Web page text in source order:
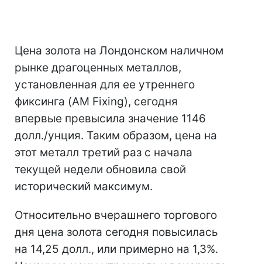
Цена золота на Лондонском наличном
рынке драгоценных металлов,
установленная для ее утреннего
фиксинга (AM Fixing), сегодня
впервые превысила значение 1146
долл./унция. Таким образом, цена на
этот металл третий раз с начала
текущей недели обновила свой
исторический максимум.
Относительно вчерашнего торгового
дня цена золота сегодня повысилась
на 14,25 долл., или примерно на 1,3%.